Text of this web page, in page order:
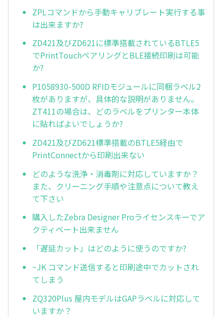
ZPLコマンドから手動キャリブレート実行する事
は出来ますか?
ZD421及びZD621に標準搭載されているBTLE5
でPrintTouchペアリングとBLE接続印刷は可能
か?
P1058930-500D RFIDモジュールに同梱ラベル2
枚がありますが、具体的な説明がありません。
ZT411の場合は、どのラベルをプリンター本体
に貼ればよいでしょうか?
ZD421及びZD621標準搭載のBTLE5経由で
PrintConnectから印刷出来ない
どのような洗浄・消毒剤に対応していますか？
また、クリーニング手順や注意点について教え
て下さい
購入したZebra Designer Proライセンスキーでア
クティベート出来ません
「遅延カット」はどのように使うのですか?
~JK コマンド送信すると印刷途中でカットされ
てしまう
ZQ320Plus 屋内モデルはGAPラベルに対応して
いますか？